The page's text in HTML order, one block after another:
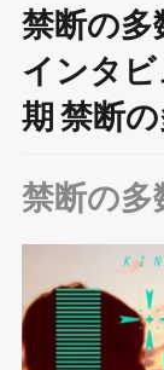
T
wi
tt
er
禁断の多
インタ
期 禁断
禁断の多